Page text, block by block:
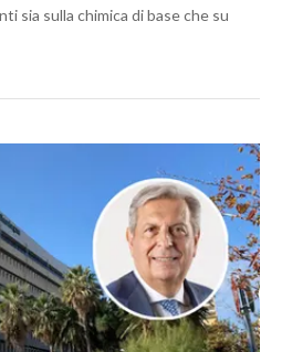
sia sulla chimica di base che su